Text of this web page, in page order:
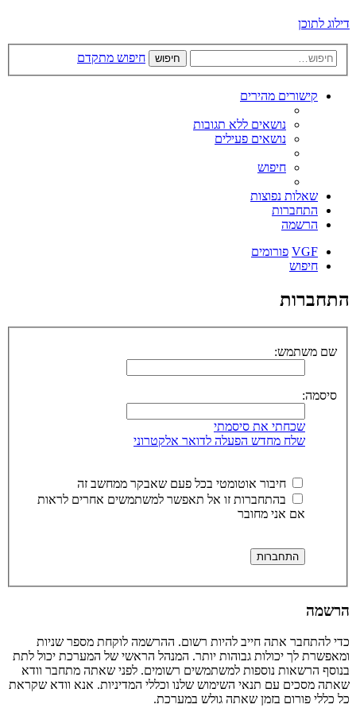
דילוג לתוכן
חיפוש חיפוש מתקדם
קישורים מהירים
נושאים ללא תגובות
נושאים פעילים
חיפוש
שאלות נפוצות
התחברות
הרשמה
VGF פורומים
חיפוש
התחברות
שם משתמש:
סיסמה:
שכחתי את סיסמתי
שלח מחדש הפעלה לדואר אלקטרוני
חיבור אוטומטי בכל פעם שאבקר ממחשב זה
בהתחברות זו אל תאפשר למשתמשים אחרים לראות
אם אני מחובר
הרשמה
כדי להתחבר אתה חייב להיות רשום. ההרשמה לוקחת מספר שניות
ומאפשרת לך יכולות גבוהות יותר. המנהל הראשי של המערכת יכול לתת
בנוסף הרשאות נוספות למשתמשים רשומים. לפני שאתה מתחבר וודא
שאתה מסכים עם תנאי השימוש שלנו וכללי המדיניות. אנא וודא שקראת
כל כללי פורום בזמן שאתה גולש במערכת.